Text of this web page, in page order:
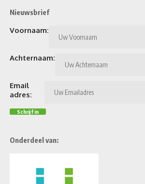
Nieuwsbrief
Voornaam:
Achternaam:
Email
adres:
Onderdeel van: